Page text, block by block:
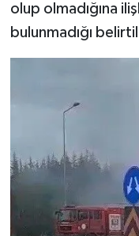
olup olmadığına
bulunmadığı